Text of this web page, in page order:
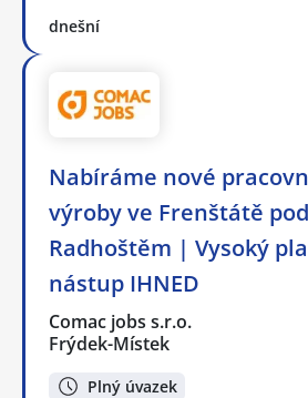
dnešní
Nabíráme nové
výroby ve Frenštátě pod
Radhoštěm | Vysoký
nástup IHNED
Comac jobs s.r.o.
Frýdek-Místek
Plný úvazek